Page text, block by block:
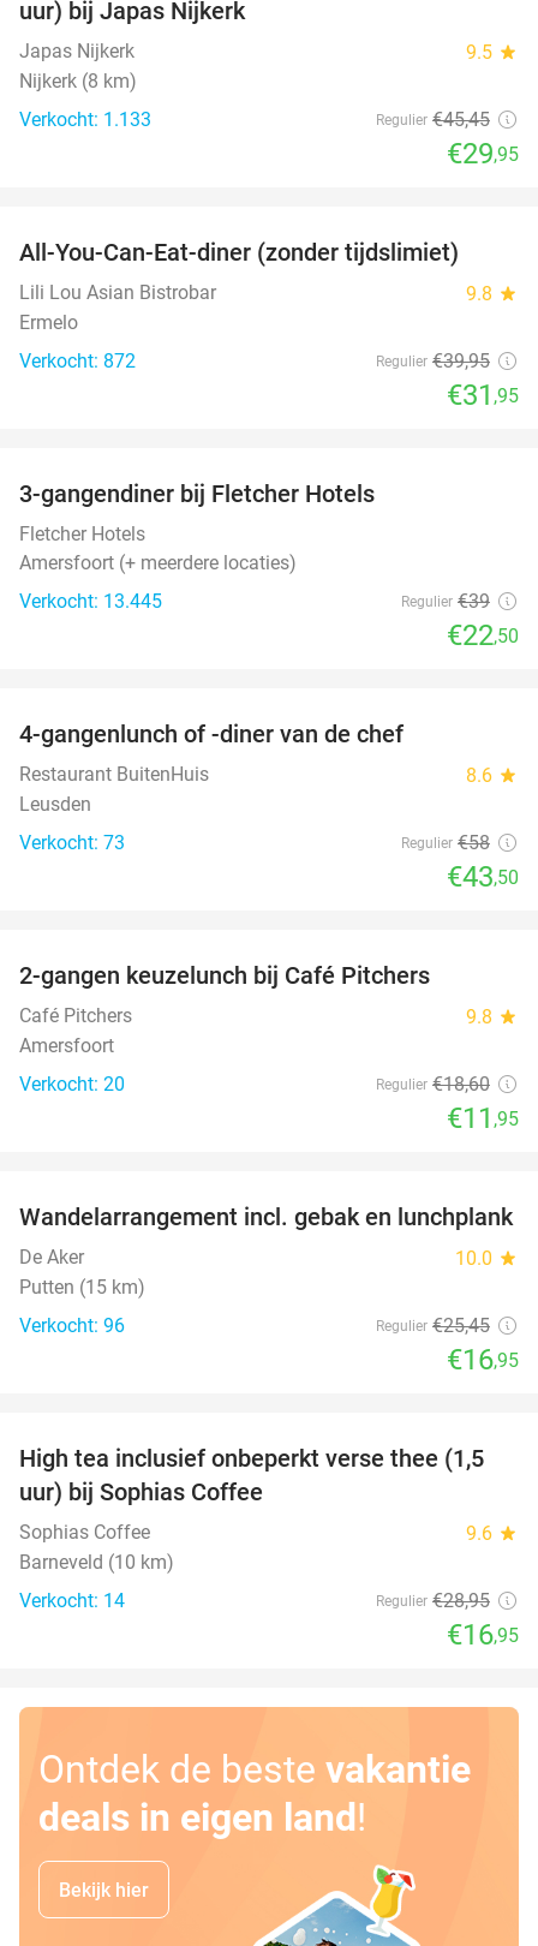
uur) bij Japas Nijkerk
Japas Nijkerk 9.5 star
Nijkerk (8 km)
Verkocht: 1.133
Regulier €45,45
€29,95
All-You-Can-Eat-diner (zonder tijdslimiet)
Lili Lou Asian Bistrobar 9.8 star
Ermelo
Verkocht: 872
Regulier €39,95
€31 ,95
3-gangendiner bij Fletcher Hotels
Fletcher Hotels
Amersfoort (+ meerdere locaties)
Verkocht: 13.445
Regulier €39
€22,50
4-gangenlunch of -diner van de chef
Restaurant BuitenHuis 8.6 star
Leusden
Verkocht: 73
Regulier €58
€43,50
2-gangen keuzelunch bij Café Pitchers
Café Pitchers 9.8 star
Amersfoort
Verkocht: 20
Regulier €18,60
€11 ,95
33%
Wandelarrangement incl. gebak en lunchplank
De Aker 10.0 star
Putten (15 km)
Verkocht: 96
Regulier €25,45
€16,95
41%
High tea inclusief onbeperkt verse thee (1,5
uur) bij Sophias Coffee
Sophias Coffee 9.6 star
Barneveld (10 km)
Verkocht: 14
Regulier €28,95
€16,95
Ontdek de beste vakantie
deals in eigen land!
Bekijk hier